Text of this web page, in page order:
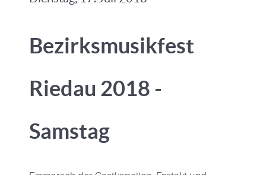
Bezirksmusikfest
Riedau 2018 -
Samstag